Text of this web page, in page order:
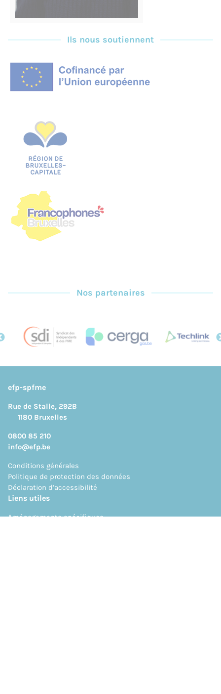
Ils nous soutiennent
Nos partenaires
efp-spfme
Rue de Stalle, 292B
1180 Bruxelles
0800 85 210
info@efp.be
Conditions générales
Politique de protection des données
Déclaration d’accessibilité
Liens utiles
Aménagements spécifiques
DESIGN & BUILD BY